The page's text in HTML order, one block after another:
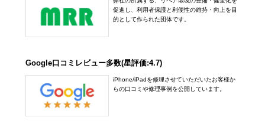
促進し、利用者保護と利便性の維持・向上を目
的として作られた団体です。
Google口コミレビュー多数(星評価:4.7)
iPhone/iPadを修理させていただいたお客様か
らの口コミや修理事例を公開しています。